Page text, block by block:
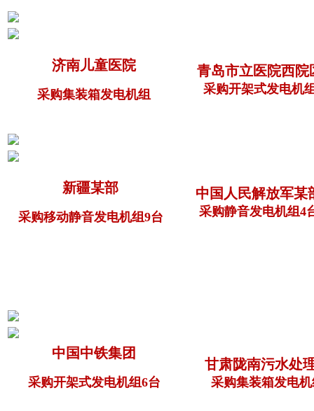
济南儿童医院
采购集装箱发电机组
青岛市立医院西院
采购开架式发电机
新疆某部
采购移动静音发电机组9台
中国人民解放军某
采购静音发电机组4
中国中铁集团
采购开架式发电机组6台
甘肃陇南污水处
采购集装箱发电机